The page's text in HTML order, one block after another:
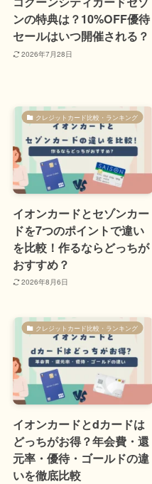
ンの特典は？10%OFF優待
セールはいつ開催される？
2026年7月28日
クレジットカード比較・ランキング
イオンカードとセゾンカー
ドを7つのポイントで違い
を比較！作るならどっちが
おすすめ？
2026年8月6日
クレジットカード比較・ランキング
イオンカードとdカードは
どっちがお得？年会費・還
元率・優待・ゴールドの違
いを徹底比較